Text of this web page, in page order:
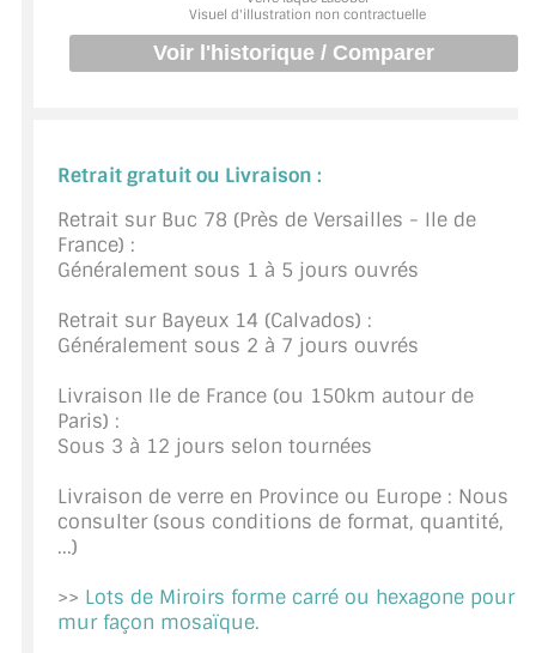
FIXATION GARDES CORPS
SYSTÈMES PIVOTANTS
LE CATALOGUE ACCESSOIRES
(STROMBINOSCOPE)
ACCESSOIRES EN PROMOTIONS
NUANCIER RAL
COMMENT COUPER DU VERRE ?
CONSEILS / AIDE
A PROPOS DE LA LIVRAISON
COMPTE PRO
MON PANIER
Visuel d'illustration non contractuelle
Retrait gratuit ou Livraison :
Retrait sur Buc 78 (Près de Versailles - Ile de
France) :
Généralement sous 1 à 5 jours ouvrés
Retrait sur Bayeux 14 (Calvados) :
Généralement sous 2 à 7 jours ouvrés
Livraison Ile de France (ou 150km autour de
Paris) :
Sous 3 à 12 jours selon tournées
Livraison de verre en Province ou Europe : Nous
consulter (sous conditions de format, quantité,
...)
>> Lots de Miroirs forme carré ou hexagone pour
mur façon mosaïque.